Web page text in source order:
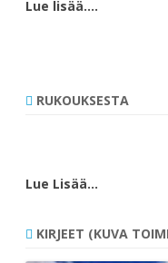
Lue lisää….
RUKOUKSESTA
Lue Lisää…
KIRJEET (KUVA